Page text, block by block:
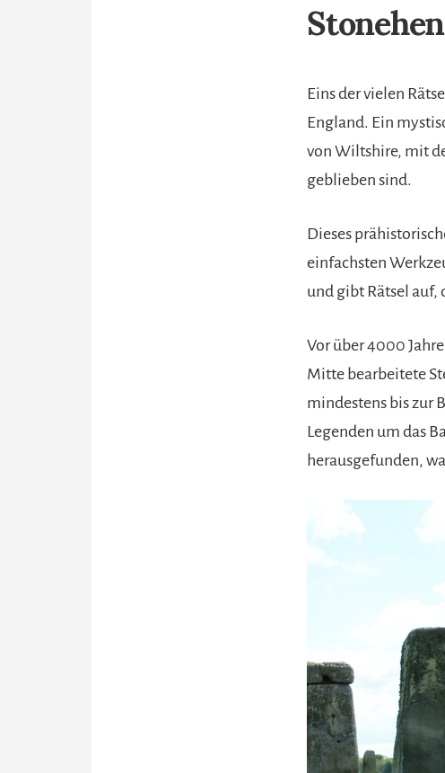
Eins der vielen
England. Ein
von Wiltshire, mit
geblieben sind.
Dieses
einfachsten
und gibt Rätsel auf,
Vor über 4000
Mitte bearbeitete
mindestens bis zur
Legenden um das
herausgefunden,